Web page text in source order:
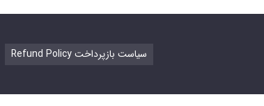
Refund Policy سیاست بازپرداخت